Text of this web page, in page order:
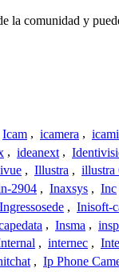
comunidad y
Icam , icamera , icami
, ideanext ,
, Illustra , illustra
2904 , Inaxsys , Inc
Ingressosede , Inisoft-
, Insma ,
, internec ,
, Ip Phone